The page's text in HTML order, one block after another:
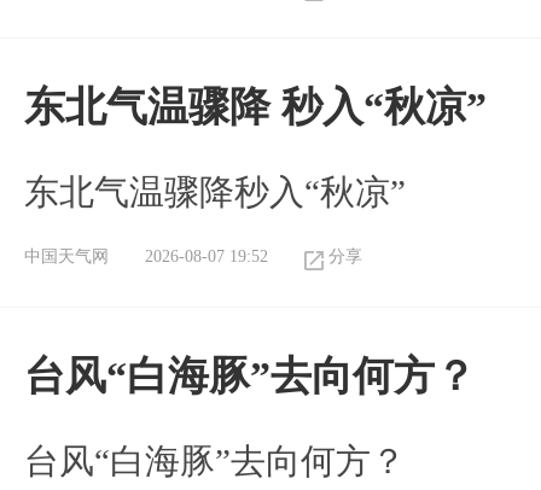
东北气温骤降 秒入“秋凉”
东北气温骤降秒入“秋凉”
中国天气网 2026-08-07 19:52 分享
台风“白海豚”去向何方？
台风“白海豚”去向何方？